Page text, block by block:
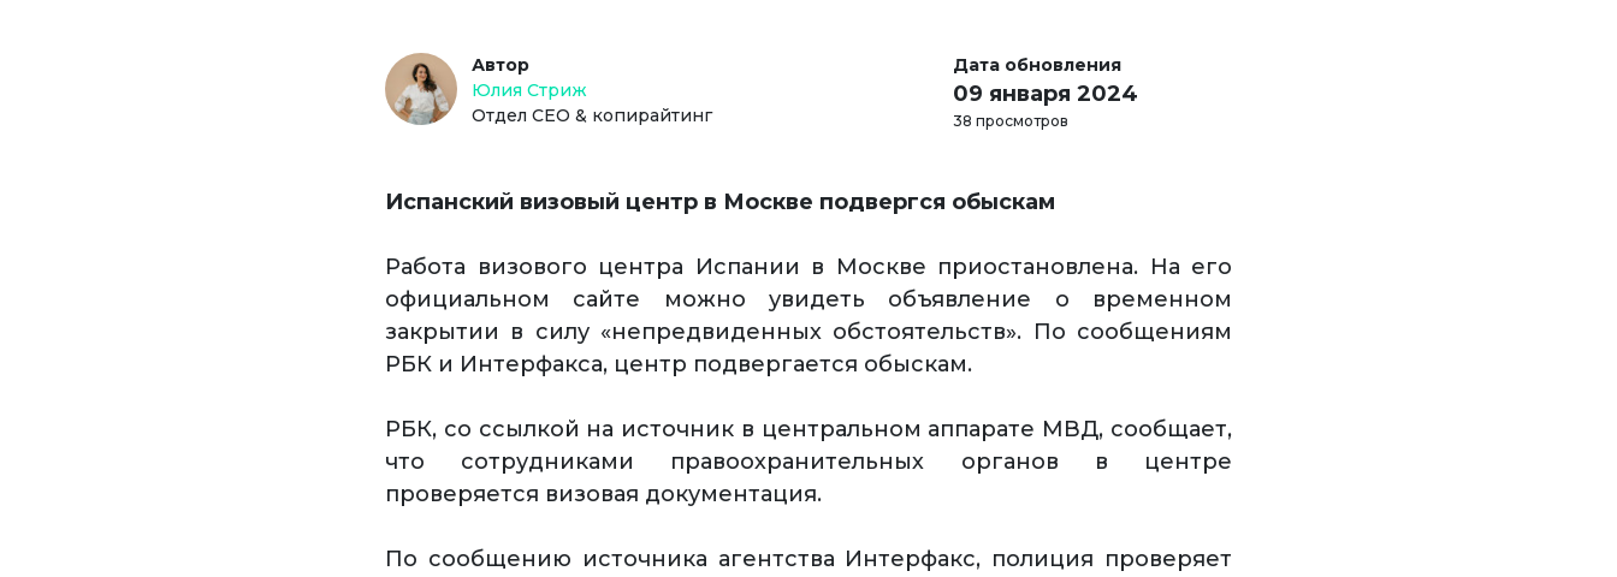
Автор
Юлия Стриж
Отдел СЕО & копирайтинг
Дата обновления
09 января 2024
38 просмотров
Испанский визовый центр в Москве подвергся обыскам
Работа визового центра Испании в Москве приостановлена. На его
официальном сайте можно увидеть объявление о временном
закрытии в силу «непредвиденных обстоятельств». По сообщениям
РБК и Интерфакса, центр подвергается обыскам.
РБК, со ссылкой на источник в центральном аппарате МВД, сообщает,
что сотрудниками правоохранительных органов в центре
проверяется визовая документация.
По сообщению источника агентства Интерфакс, полиция проверяет